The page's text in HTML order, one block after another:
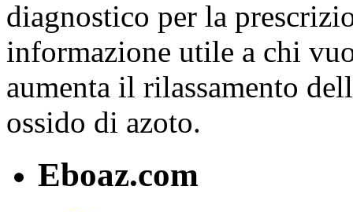
diagnostico per la
informazione utile a chi
aumenta il rilassamento
ossido di azoto.
Eboaz.com